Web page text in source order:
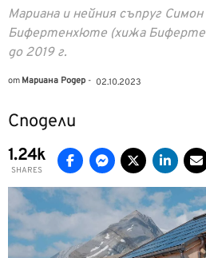
Мариана и нейния съпруг
Бифертенхюте (хижа
до 2019 г.
от Мариана Родер - 02.10.2023
Сподели
1.24k
SHARES